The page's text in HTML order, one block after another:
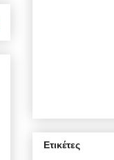
Ετικέτες